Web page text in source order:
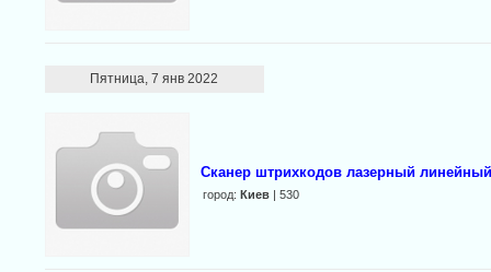
Пятница, 7 янв 2022
Сканер штрихкодов лазерный
город: Киев| 530